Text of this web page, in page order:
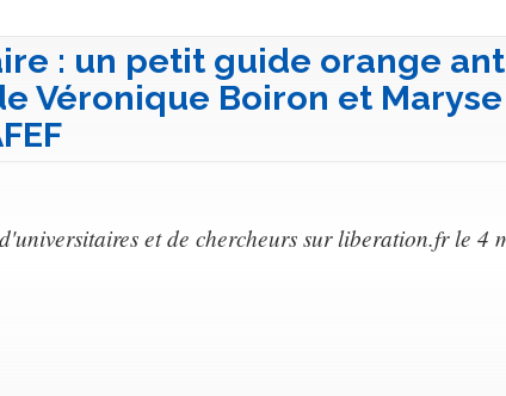
: un petit guide orange
Véronique Boiron et Maryse
et de chercheurs sur liberation.fr le 4